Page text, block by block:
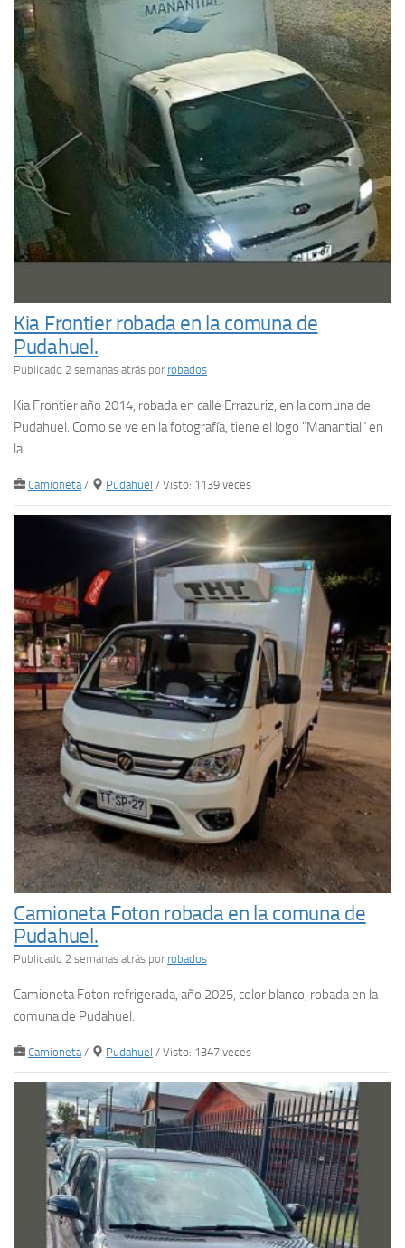
Kia Frontier robada en la comuna de
Pudahuel.
Publicado 2 semanas atrás por robados
Kia Frontier año 2014, robada en calle Errazuriz, en la comuna de
Pudahuel. Como se ve en la fotografía, tiene el logo "Manantial" en
la...
Camioneta / Pudahuel / Visto: 1139 veces
Camioneta Foton robada en la comuna de
Pudahuel.
Publicado 2 semanas atrás por robados
Camioneta Foton refrigerada, año 2025, color blanco, robada en la
comuna de Pudahuel.
Camioneta/ Pudahuel / Visto: 1347 veces